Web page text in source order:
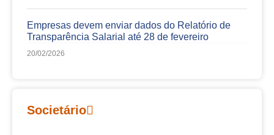
Empresas devem enviar dados do Relatório de
Transparência Salarial até 28 de fevereiro
20/02/2026
Societário